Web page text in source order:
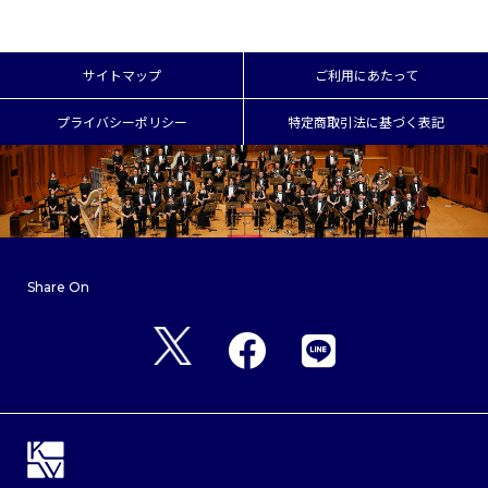
サイトマップ ご利用にあたって
プライバシーポリシー 特定商取引法に基づく表記
Share On